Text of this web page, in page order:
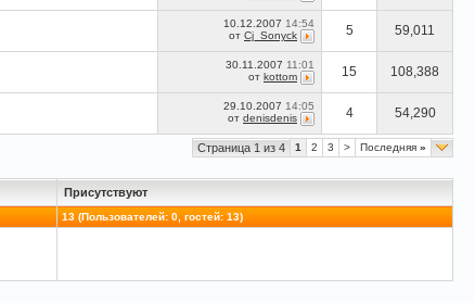
10.12.2007 14:54
от Cj_Sonyck 5 59,011
30.11.2007 11:01
от kottom 15 108,388
29.10.2007 14:05
от denisdenis 4 54,290
Страница 1 из 4 1 2 3 > Последняя »
Присутствуют
13 (Пользователей: 0, гостей: 13)